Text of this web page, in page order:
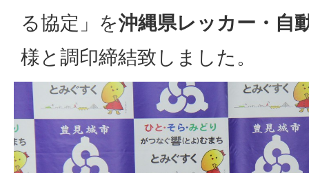
る協定」を沖縄県レッカー・自
様と調印締結致しました。